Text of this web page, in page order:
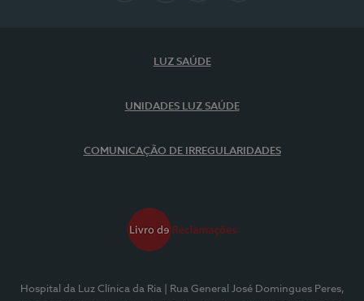
LUZ SAÚDE
UNIDADES LUZ SAÚDE
COMUNICAÇÃO DE IRREGULARIDADES
Hospital da Luz Clínica da Ria
| Rua General José Domingues Peres,